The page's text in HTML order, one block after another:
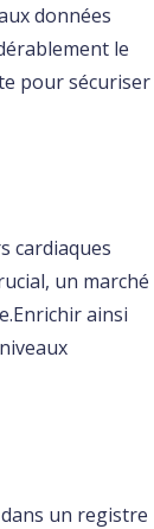
données
le
pour sécuriser
cardiaques
un marché
ainsi
un registre